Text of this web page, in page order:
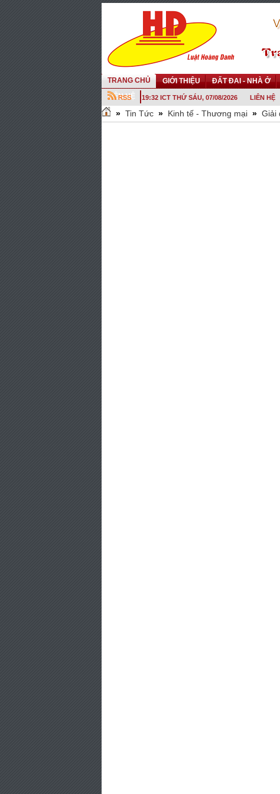
TRANG CHỦ GIỚI THIỆU ĐẤT ĐAI - NHÀ Ở
LIÊN HỆ
19:32 ICT THỨ SÁU, 07/08/2026 LIÊN HỆ
» Tin Tức » Kinh tế - Thương mại » Giải